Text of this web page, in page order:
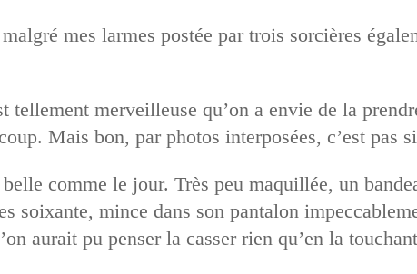
mes larmes postée par trois sorcières
merveilleuse qu’on a envie de la
Mais bon, par photos interposées, c’est pas
comme le jour. Très peu maquillée, un
soixante, mince dans son pantalon
aurait pu penser la casser rien qu’en la